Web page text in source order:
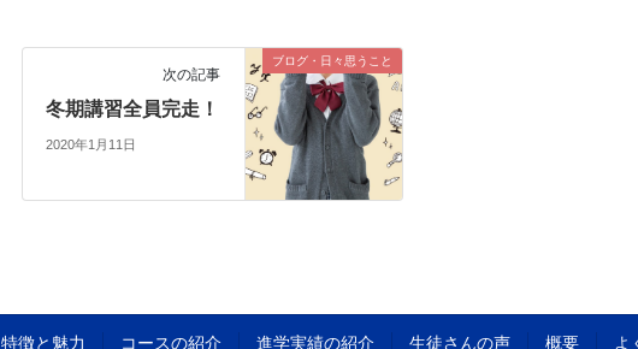
ブログ・日々思うこと
次の記事
冬期講習全員完走！
2020年1月11日
特徴と魅力 コースの紹介 進学実績の紹介 生徒さんの声 概要 よ